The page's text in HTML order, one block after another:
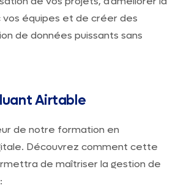
équipes et de créer des
de données puissants sans
Airtable
de notre formation en
Découvrez comment cette
de maîtriser la gestion de